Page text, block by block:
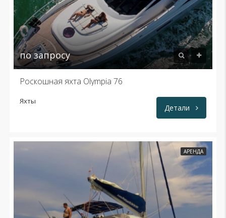
по запросу
Роскошная яхта Olympia 76
Яхты
Детали
АРЕНДА